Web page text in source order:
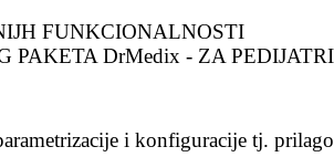
FUNKCIONALNOSTI
PAKETA DrMedix - ZA
i konfiguracije tj.